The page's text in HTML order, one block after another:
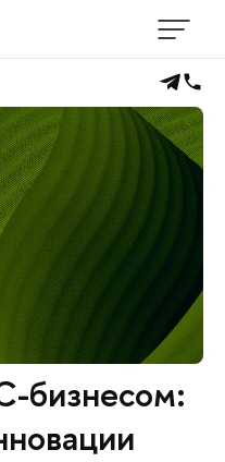
бизнесом: